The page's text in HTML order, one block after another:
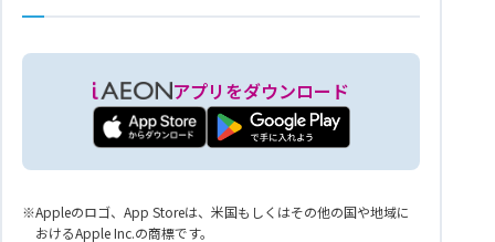
アプリをダウンロード
Appleのロゴ、App Storeは、米国もしくはその他の国や地域に
おけるApple Inc.の商標です。